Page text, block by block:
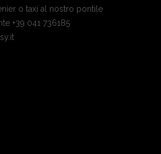
o taxi al nostro pontile
+39 041 736185